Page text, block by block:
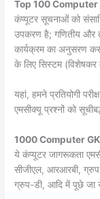
Top 100
कंप्यूटर सूचनाओं को
उपकरण है; गणितीय और
कार्यक्रम का अनुसरण
के लिए सिस्टम
यहां, हमने प्रतियोगी
एमसीक्यू प्रश्नों को
1000 Computer
ये कंप्यूटर जागरूकता
सीजीएल, आरआरबी,
ग्रुप-डी, आदि में पूछे जा